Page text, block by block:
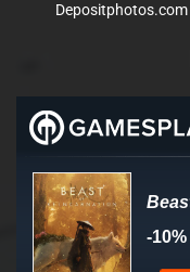
Depositphotos.com